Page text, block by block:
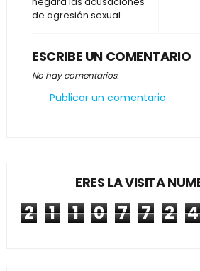
de agresión sexual
ESCRIBE UN COMENTARIO
No hay comentarios.
Publicar un comentario
ERES LA VISITA
2 1 1 0 7 7 2 4